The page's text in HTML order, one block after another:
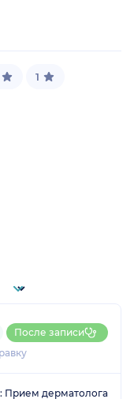
1
После записи
Прием дерматолога